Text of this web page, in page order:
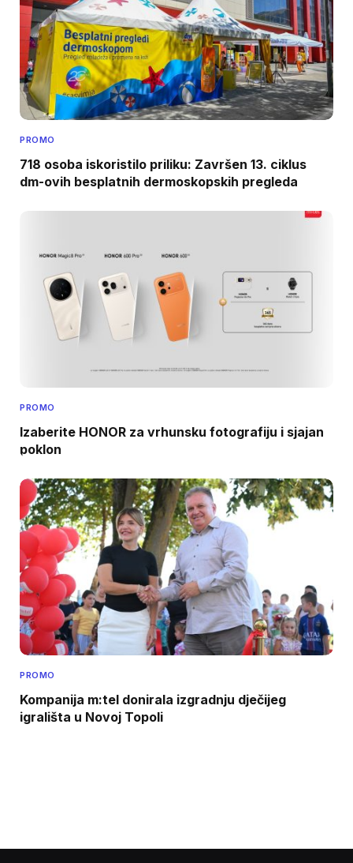
PROMO
718 osoba iskoristilo priliku: Završen 13. ciklus
dm-ovih besplatnih dermoskopskih pregleda
PROMO
Izaberite HONOR za vrhunsku fotografiju i sjajan
poklon
PROMO
Kompanija m:tel donirala izgradnju dječijeg
igrališta u Novoj Topoli